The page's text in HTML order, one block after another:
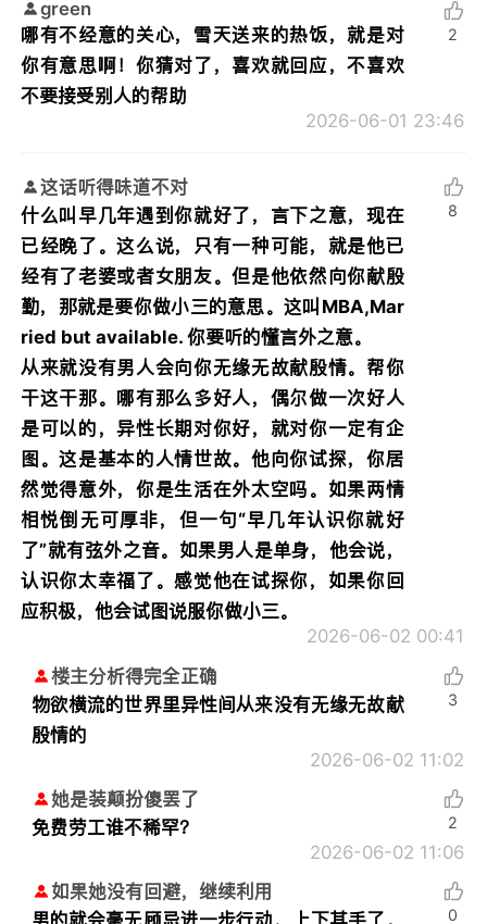
green
哪有不经意的关心，雪天送来的热饭，就是对
你有意思啊！你猜对了，喜欢就回应，不喜欢
不要接受别人的帮助
2026-06-01 23:46
2
这话听得味道不对
什么叫早几年遇到你就好了，言下之意，现在
已经晚了。这么说，只有一种可能，就是他已
经有了老婆或者女朋友。但是他依然向你献殷
勤，那就是要你做小三的意思。这叫MBA,Mar
ried but available. 你要听的懂言外之意。
从来就没有男人会向你无缘无故献殷情。帮你
干这干那。哪有那么多好人，偶尔做一次好人
是可以的，异性长期对你好，就对你一定有企
图。这是基本的人情世故。他向你试探，你居
然觉得意外，你是生活在外太空吗。如果两情
相悦倒无可厚非，但一句“早几年认识你就好
了”就有弦外之音。如果男人是单身，他会说，
认识你太幸福了。感觉他在试探你，如果你回
应积极，他会试图说服你做小三。
2026-06-02 00:41
8
楼主分析得完全正确
物欲横流的世界里异性间从来没有无缘无故献
殷情的
2026-06-02 11:02
3
她是装颠扮傻罢了
免费劳工谁不稀罕？
2026-06-02 11:06
2
如果她没有回避，继续利用
0